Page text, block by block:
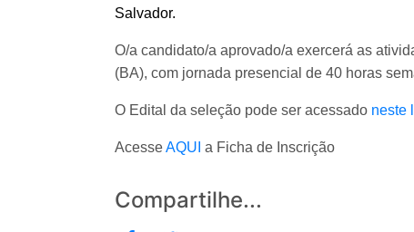
Salvador.
O/a candidato/a aprovado/a exercerá as
(BA), com jornada presencial de 40 horas
O Edital da seleção pode ser acessado neste
AcesseAQUI a Ficha de Inscrição
Compartilhe...